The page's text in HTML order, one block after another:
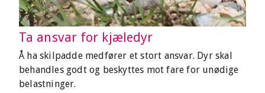
Ta ansvar for kjæledyr
Å ha skilpadde medfører et stort ansvar. Dyr skal
behandles godt og beskyttes mot fare for unødige
belastninger.